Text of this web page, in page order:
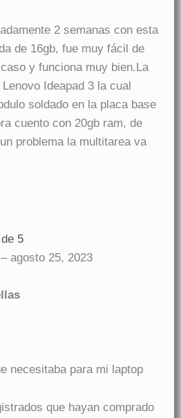
2 semanas con esta
de 16gb, fue muy fácil de
y funciona muy bien.La
Ideapad 3 la cual
soldado en la placa base
cuento con 20gb ram, de
problema la multitarea va
de 5
– agosto 25, 2023
necesitaba para mi laptop
que hayan comprado